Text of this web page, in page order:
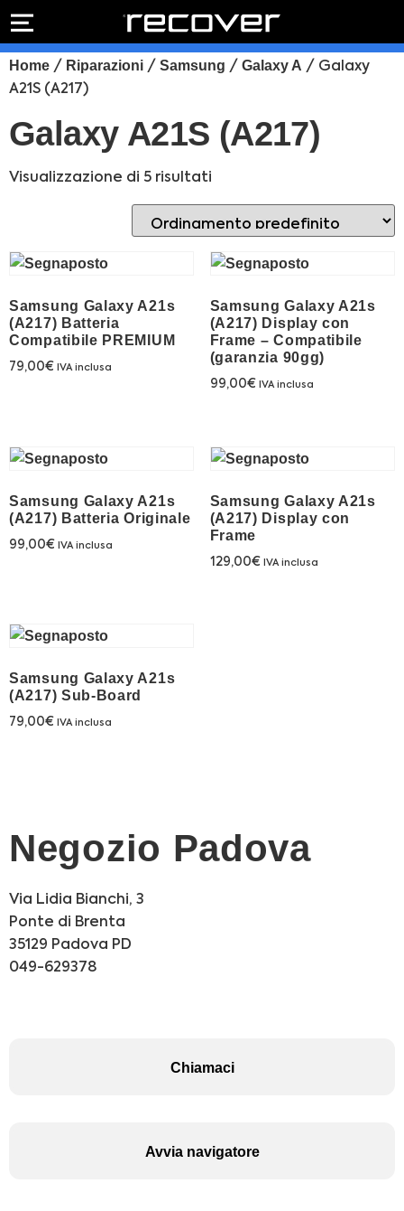
Preventivo online
PREVENTIVO RIPARAZIONE
ACQUISTA IPHONE
Rivenditori B2B
RIVENDITORI B2B
FRANCHISING
Contatti
PREVENTIVO
RIPARAZIONE
IPHONE
schermo
Home / Riparazioni / Samsung / Galaxy A / Galaxy
A21S (A217)
Galaxy A21S (A217)
Visualizzazione di 5 risultati
Samsung Galaxy A21s
(A217) Batteria
Compatibile PREMIUM
79,00€ IVA inclusa
Samsung Galaxy A21s
(A217) Display con
Frame – Compatibile
(garanzia 90gg)
99,00€ IVA inclusa
Samsung Galaxy A21s
(A217) Batteria Originale
99,00€ IVA inclusa
Samsung Galaxy A21s
(A217) Display con
Frame
129,00€ IVA inclusa
Samsung Galaxy A21s
(A217) Sub-Board
79,00€ IVA inclusa
Negozio Padova
Via Lidia Bianchi, 3
Ponte di Brenta
35129 Padova PD
049-629378
Chiamaci
Avvia navigatore